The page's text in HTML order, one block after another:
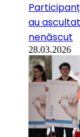
au
nenăscut
28.03.2026